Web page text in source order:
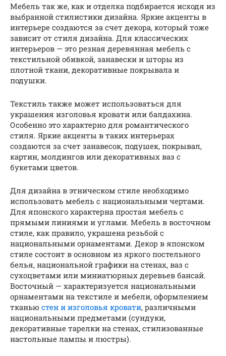
Мебель так же, как и отделка подбирается исходя из
выбранной стилистики дизайна. Яркие акценты в
интерьере создаются за счет декора, который тоже
зависит от стиля дизайна. Для классических
интерьеров — это резная деревянная мебель с
текстильной обивкой, занавески и шторы из
плотной ткани, декоративные покрывала и
подушки.
Текстиль также может использоваться для
украшения изголовья кровати или балдахина.
Особенно это характерно для романтического
стиля. Яркие акценты в таких интерьерах
создаются за счет занавесок, подушек, покрывал,
картин, молдингов или декоративных ваз с
букетами цветов.
Для дизайна в этническом стиле необходимо
использовать мебель с национальными чертами.
Для японского характерна простая мебель с
прямыми линиями и углами. Мебель в восточном
стиле, как правило, украшена резьбой с
национальными орнаментами. Декор в японском
стиле состоит в основном из яркого постельного
белья, национальной графики на стенах, ваз с
сухоцветами или миниатюрных деревьев бансай.
Восточный — характеризуется национальными
орнаментами на текстиле и мебели, оформлением
тканью стен и изголовья кровати, различными
национальными предметами (сундуки,
декоративные тарелки на стенах, стилизованные
настольные лампы и люстры).